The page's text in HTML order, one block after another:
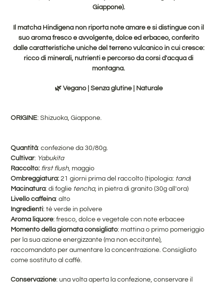
Giappone).
Il matcha Hindigena non riporta note amare e si distingue con il
suo aroma fresco e avvolgente, dolce ed erbaceo, conferito
dalle caratteristiche uniche del terreno vulcanico in cui cresce:
ricco di minerali, nutrienti e percorso da corsi d'acqua di
montagna.
🌿 Vegano | Senza glutine | Naturale
ORIGINE: Shizuoka, Giappone.
Quantità: confezione da 30/80g.
Cultivar: Yabukita
Raccolto: first flush, maggio
Ombreggiatura: 21 giorni prima del raccolto (tipologia: tana)
Macinatura: di foglie tencha, in pietra di granito (30g all'ora)
Livello caffeina: alto
Ingredienti: tè verde in polvere
Aroma liquore: fresco, dolce e vegetale con note erbacee
Momento della giornata consigliato: mattina o primo pomeriggio
per la sua azione energizzante (ma non eccitante),
raccomandato per aumentare la concentrazione. Consigliato
come sostituto al caffè.
Conservazione: una volta aperta la confezione, conservare il